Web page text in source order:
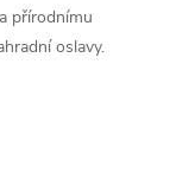
přírodnímu
oslavy.